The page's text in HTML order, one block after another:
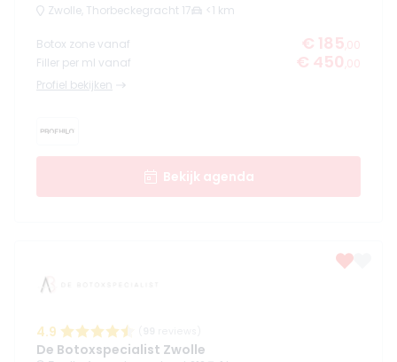
Zwolle, Thorbeckegracht 17 <1 km
Botox zone vanaf € 185 ,00
Filler per ml vanaf
€ 450 ,00
Profiel bekijken
Bekijk agenda
4.9
De Botoxspecialist Zwolle